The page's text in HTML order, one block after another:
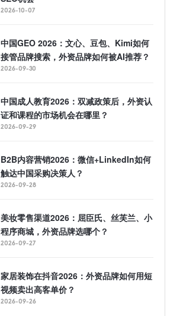
2026-10-07
中国GEO 2026：文心、豆包、Kimi如何
接管品牌搜索，外资品牌如何被AI推荐？
2026-09-30
中国成人教育2026：双减政策后，外资认
证和课程的市场机会在哪里？
2026-09-29
B2B内容营销2026：微信+LinkedIn如何
触达中国采购决策人？
2026-09-28
美妆零售渠道2026：屈臣氏、丝芙兰、小
程序商城，外资品牌选哪个？
2026-09-27
家居装饰在抖音2026：外资品牌如何用短
视频卖出高客单价？
2026-09-26